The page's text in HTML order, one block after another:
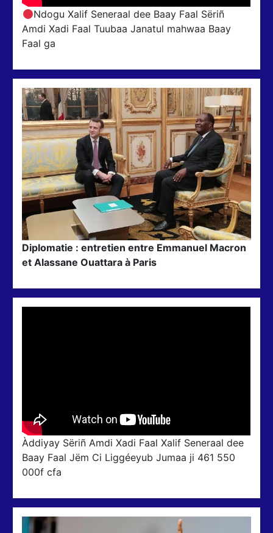
Ndogu Xalif Seneraal dee Baay Faal Sëriñ
Amdi Xadi Faal Tuubaa Janatul mahwaa Baay
Faal ga
Diplomatie : entretien entre Emmanuel Macron
et Alassane Ouattara à Paris
Àddiyay Sëriñ Amdi Xadi Faal Xalif Seneraal dee
Baay Faal Jëm Ci Liggéeyub Jumaa ji 461 550
000f cfa